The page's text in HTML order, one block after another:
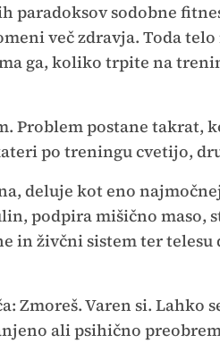
paradoksov sodobne
več zdravja. Toda
ga, koliko trpite na
Problem postane takrat,
po treningu cvetijo,
deluje kot eno
podpira mišično maso,
in živčni sistem ter
Zmoreš. Varen si. Lahko
ali psihično